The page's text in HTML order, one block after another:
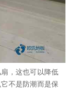
，这也可以降低
不是防潮而是保